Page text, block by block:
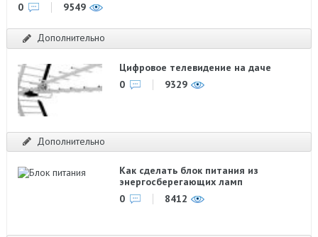
0
9549
Дополнительно
Цифровое телевидение на даче
0
9329
Дополнительно
Как сделать блок питания из
энергосберегающих ламп
0
8412